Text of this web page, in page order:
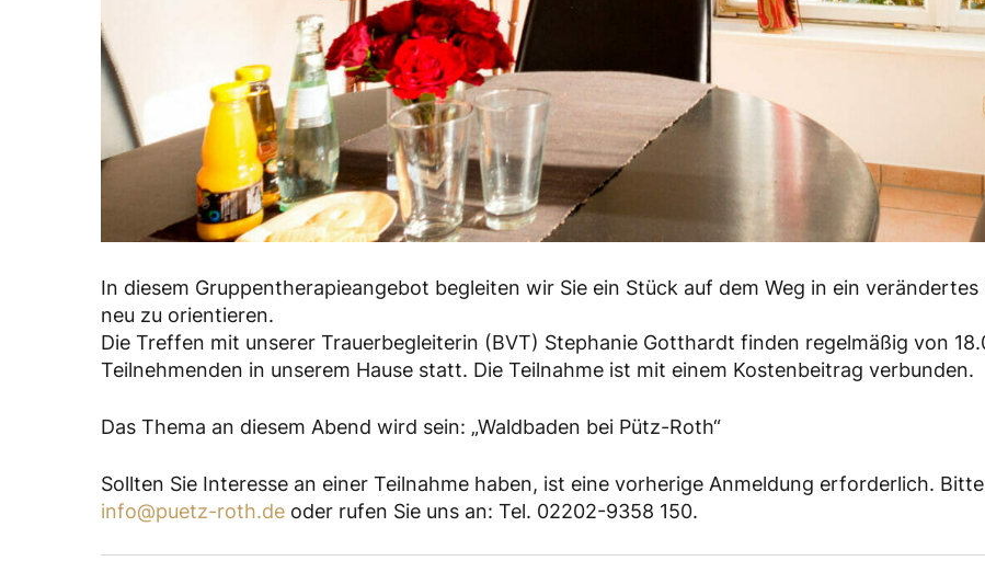
In diesem Gruppentherapieangebot begleiten wir Sie ein Stück auf dem Weg in ein
neu zu orientieren.
Die Treffen mit unserer Trauerbegleiterin (BVT) Stephanie Gotthardt finden regelmäßig von
Teilnehmenden in unserem Hause statt. Die Teilnahme ist mit einem Kostenbeitrag verbunden.
Das Thema an diesem Abend wird sein: „Waldbaden bei Pütz-Roth“
Sollten Sie Interesse an einer Teilnahme haben, ist eine vorherige Anmeldung erforderlich.
info@puetz-roth.de oder rufen Sie uns an: Tel. 02202-9358 150.